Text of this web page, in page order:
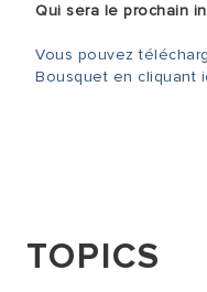
Qui sera le prochain
Vous pouvez
Bousquet en cliquant
TOPICS